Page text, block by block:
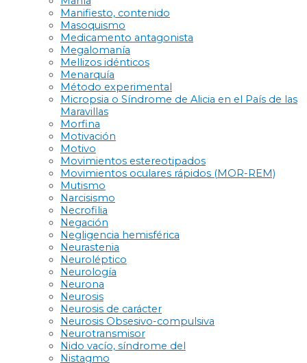
Manifiesto, contenido
Masoquismo
Medicamento antagonista
Megalomanía
Mellizos idénticos
Menarquía
Método experimental
Micropsia o Síndrome de Alicia en el País de las
Maravillas
Morfina
Motivación
Motivo
Movimientos estereotipados
Movimientos oculares rápidos (MOR-REM)
Mutismo
Narcisismo
Necrofilia
Negación
Negligencia hemisférica
Neurastenia
Neuroléptico
Neurología
Neurona
Neurosis
Neurosis de carácter
Neurosis Obsesivo-compulsiva
Neurotransmisor
Nido vacío, síndrome del
Nistagmo